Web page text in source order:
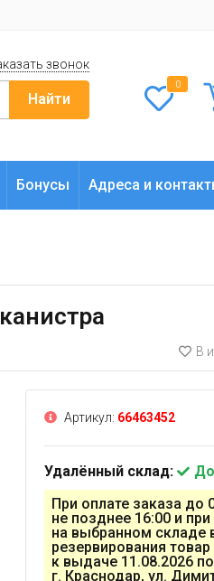
звонок
Найти
0
Бонусы Адреса и
В
Артикул: 66463452
Удалённый склад:
При оплате заказа до
не позднее 16:00 и при
на выбранном складе
резервирования товар
к выдаче 11.08.2026
г. Краснодар, ул.